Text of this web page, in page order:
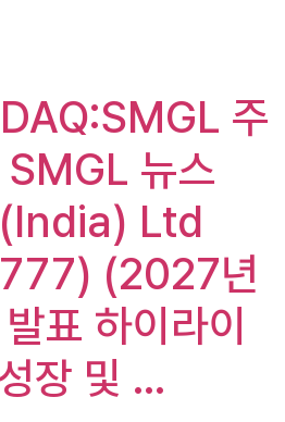
주
뉴스
Ltd
(2027년
표 하이라이
장 및 …